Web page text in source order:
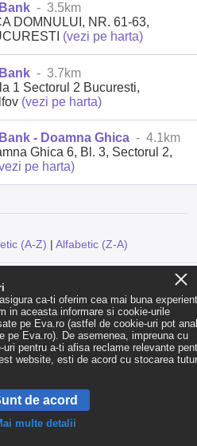
- 3.5km
DOMNULUI, NR. 61-63,
(vezi pe harta)
- 3.7km
1 Sectorul 2 Bucuresti,
(vezi pe harta)
- Doamna Ghica - 4.1km
Ghica 6, Bl. 3, Sectorul 2,
pe harta)
(A-Z) | Alfabetic (Z-A)
ca-ti oferim cea mai buna
in aceasta informare si cookie-urile
pe Eva.ro (astfel de cookie-uri pot
pe Eva.ro). De asemenea, impreuna cu
pentru a-ti afisa reclame relevante
website, esti de acord cu stocarea
de acord
multe detalii